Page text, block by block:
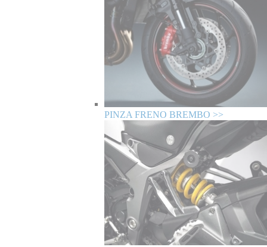
PINZA FRENO BREMBO >>